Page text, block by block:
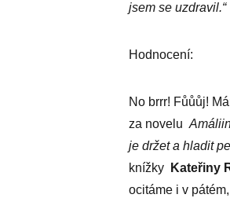
jsem se uzdravil.“
Hodnocení:
No brrr! Fůůůj!
za novelu
je držet a hladit
knížky
Kateřiny
ocitáme i v